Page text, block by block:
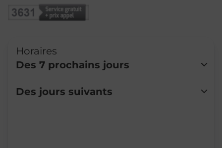
Horaires
Des 7 prochains jours
Lundi
Fermé
Des jours suivants